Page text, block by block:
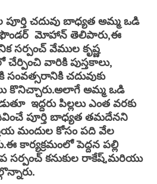
పూర్తి చదువు బాధ్యత అమ్మ ఒడి
ఫౌండర్ మోహాన్ తెలిపారు,ఈ
సర్పంచ్ వేముల కృష్ణ
వారికి పుస్తకాలు,
చదువుకు
కొనిచ్చారు.అలాగే అమ్మ ఒడి
ఇద్దరు పిల్లలు ఎంత వరకు
పూర్తి బాధ్యత తమదేనని
మందుల కోసం పది వేల
కార్యక్రమంలో పెద్దన పల్లి
సర్పంచ్ కనుకుల రాకేష్,మరియు